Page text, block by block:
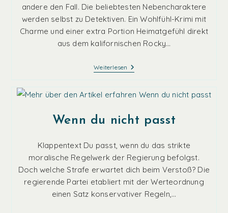
andere den Fall. Die beliebtesten Nebencharaktere
werden selbst zu Detektiven. Ein Wohlfühl-Krimi mit
Charme und einer extra Portion Heimatgefühl direkt
aus dem kalifornischen Rocky…
Weiterlesen Rocky
Beach
Eiskalter
Rausch
Wenn du nicht passt
Klappentext Du passt, wenn du das strikte
moralische Regelwerk der Regierung befolgst.
Doch welche Strafe erwartet dich beim Verstoß? Die
regierende Partei etabliert mit der Werteordnung
einen Satz konservativer Regeln,…